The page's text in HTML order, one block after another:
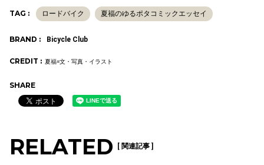
TAG : ロードバイク 夏福のゆるポタコミックエッセイ
BRAND : Bicycle Club
CREDIT : 夏福=文・写真・イラスト
SHARE
RELATED [ 関連記事 ]